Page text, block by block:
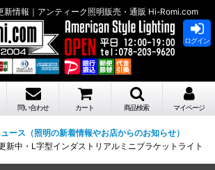
新情報｜アンティーク照明販売・通販 Hi-Romi.com
ログイン
問い合わせ カート 商品検索 マイページ
ース（照明の新着情報やお店からのお知らせ）
新中・L字型インダストリアルミニブラケットライト